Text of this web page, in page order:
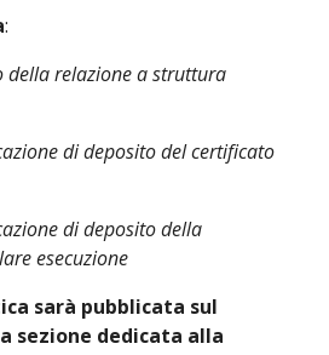
:
della relazione a struttura
di deposito del certificato
di deposito della
esecuzione
sarà pubblicata sul
sezione dedicata alla